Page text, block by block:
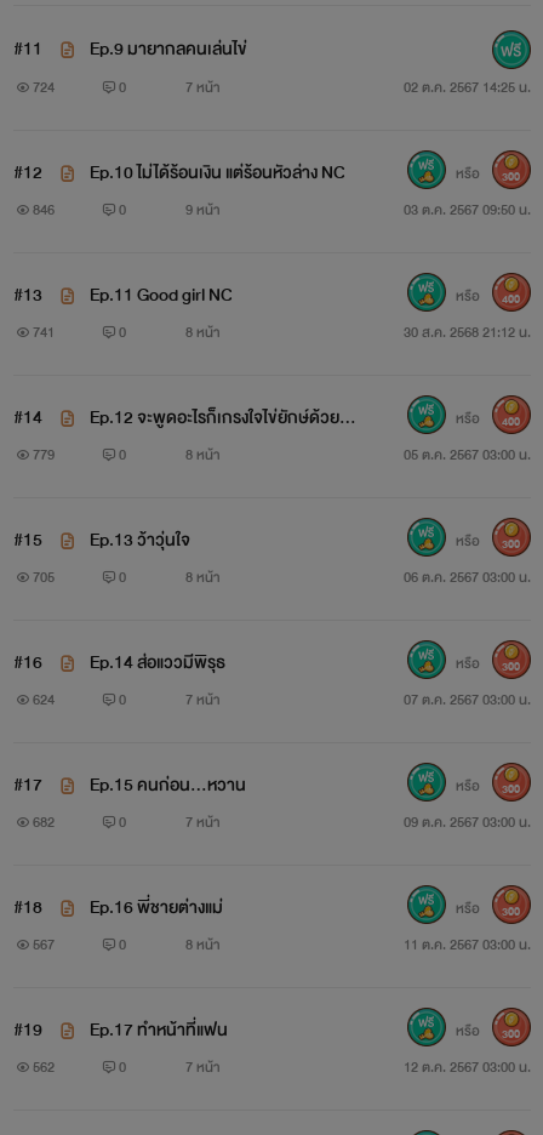
#11 Ep.9 มายากลคนเล่นไข่
724 0 7 หน้า 02 ต.ค. 2567 14:25 น.
#12 Ep.10 ไม่ได้ร้อนเงิน แต่ร้อนหัวล่าง NC
846 0 9 หน้า 03 ต.ค. 2567 09:50 น.
หรือ 300
#13 Ep.11 Good girl NC
741 0 8 หน้า 30 ส.ค. 2568 21:12 น.
หรือ 400
#14
Ep.12 จะพูดอะไรก็เกรงใจไข่ยักษ์ด้วยค
รับ NC
779 0 8 หน้า 05 ต.ค. 2567 03:00 น.
หรือ 400
#15 Ep.13 ว้าวุ่นใจ
705 0 8 หน้า 06 ต.ค. 2567 03:00 น.
หรือ 300
#16 Ep.14 ส่อแววมีพิรุธ
624 0 7 หน้า 07 ต.ค. 2567 03:00 น.
หรือ 300
#17 Ep.15 คนก่อน...หวาน
682 0 7 หน้า 09 ต.ค. 2567 03:00 น.
หรือ 300
#18 Ep.16 พี่ชายต่างแม่
567 0 8 หน้า 11 ต.ค. 2567 03:00 น.
หรือ 300
#19 Ep.17 ทำหน้าที่แฟน
562 0 7 หน้า 12 ต.ค. 2567 03:00 น.
หรือ 300